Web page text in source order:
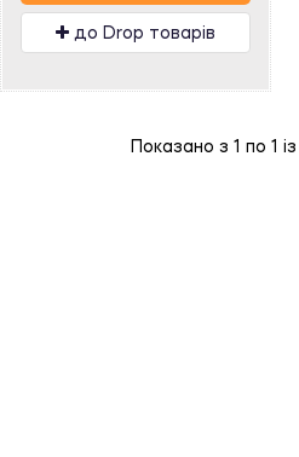
до Drop товарів
Показано з 1 по 1 із